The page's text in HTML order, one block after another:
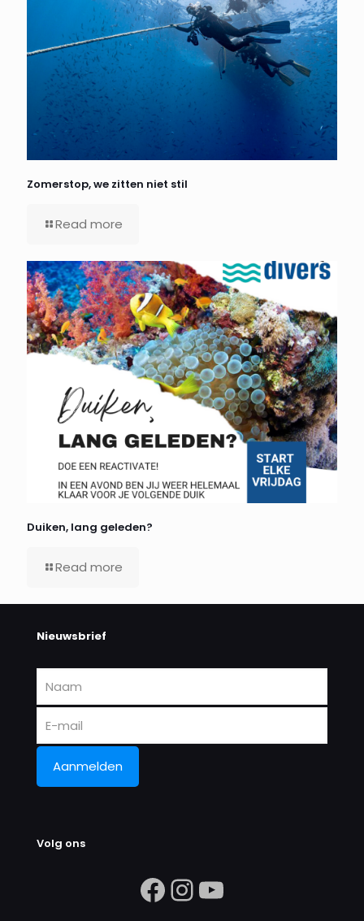
Zomerstop, we zitten niet stil
Read more
Duiken, lang geleden?
Read more
Nieuwsbrief
Volg ons
https://www.facebook.com/
Instagram
https://